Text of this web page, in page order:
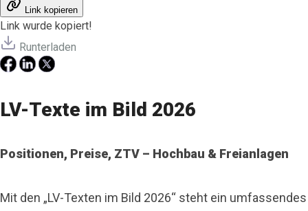
Link kopieren
Link wurde kopiert!
Runterladen
LV-Texte im Bild 2026
Positionen, Preise, ZTV – Hochbau & Freianlagen
Mit den „LV-Texten im Bild 2026“ steht ein umfassendes